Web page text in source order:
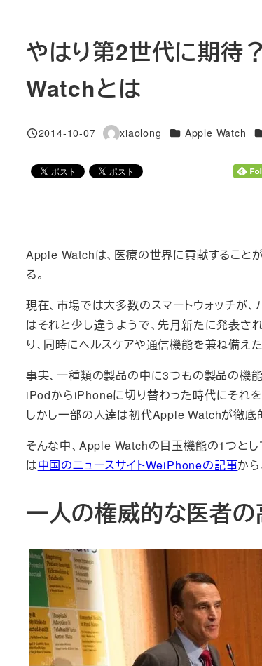
やはり第2世代に期待
Watchとは
投稿日
2014-10-07
著
xiaolong カテゴリー
Apple Watch
Apple Watchは、医療の世界に貢献すること
る。
現在、市場では大多数のスマートウォッチが
はそれと少し違うようで、先月新たに発表さ
り、同時にヘルスケアや通信機能を兼ね備え
事実、一種類の製品の中に3つもの製品の機
iPodからiPhoneに切り替わった時代にそれを
しかし一部の人達は初代Apple Watchが徹底
そんな中、Apple Watchの目玉機能の1つと
は中国のニュースサイトWeiPhoneの記事か
一人の権威的な医者